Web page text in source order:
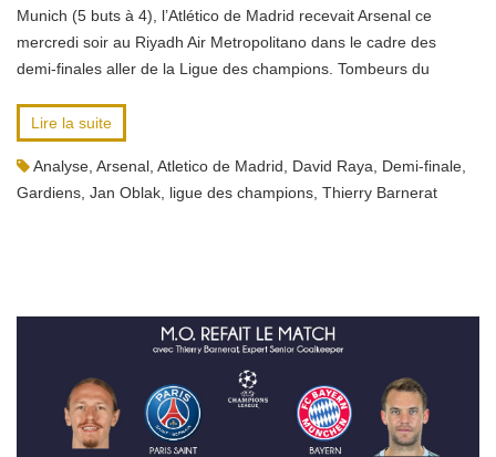
Munich (5 buts à 4), l’Atlético de Madrid recevait Arsenal ce
mercredi soir au Riyadh Air Metropolitano dans le cadre des
demi-finales aller de la Ligue des champions. Tombeurs du
Lire la suite
Analyse Arsenal Atletico de Madrid David Raya Demi-finale
Gardiens Jan Oblak ligue des champions Thierry Barnerat